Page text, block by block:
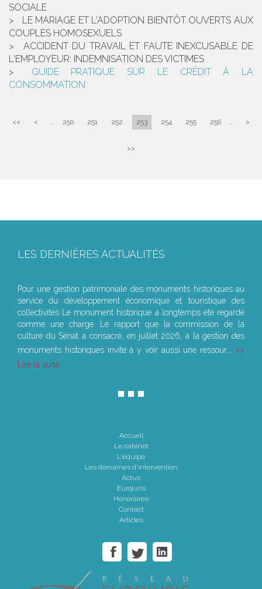
SOCIALE
LE MARIAGE ET L'ADOPTION BIENTÔT OUVERTS AUX
COUPLES HOMOSEXUELS
ACCIDENT DU TRAVAIL ET FAUTE INEXCUSABLE DE
L'EMPLOYEUR: INDEMNISATION DES VICTIMES
GUIDE PRATIQUE SUR LE CRÉDIT À LA
CONSOMMATION
<< < ... 250 251 252 253 254 255 256 ... >
>>
LES DERNIÈRES ACTUALITÉS
Pour une gestion patrimoniale des monuments historiques au
service du développement économique et touristique des
collectivités Le monument historique a longtemps été regardé
comme une charge. Le rapport que la commission de la
culture du Sénat a consacré, en juillet 2026, à la gestion des
monuments historiques invite à y voir aussi une ressour...
Lire la suite
Accueil
Le cabinet
L'équipe
Les domaines d'intervention
Actus
Eurojuris
Honoraires
Contact
Articles